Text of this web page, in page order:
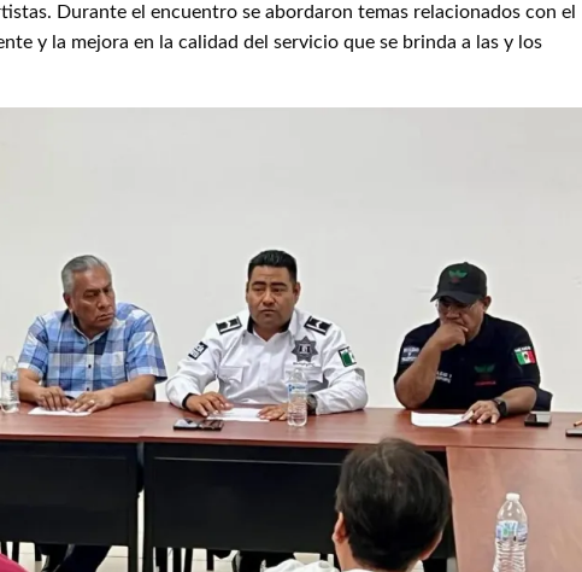
Durante el encuentro se abordaron temas relacionados con el
y la mejora en la calidad del servicio que se brinda a las y los